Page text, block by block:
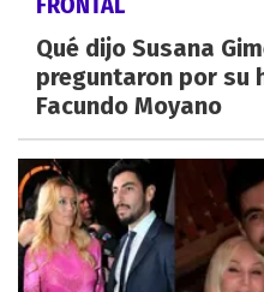
Qué dijo Susana
preguntaron por su
Facundo Moyano